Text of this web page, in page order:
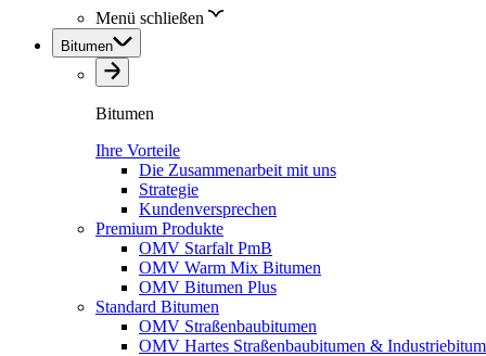
Menü schließen
Bitumen
Bitumen
Ihre Vorteile
Die Zusammenarbeit mit uns
Strategie
Kundenversprechen
Premium Produkte
OMV Starfalt PmB
OMV Warm Mix Bitumen
OMV Bitumen Plus
Standard Bitumen
OMV Straßenbaubitumen
OMV Hartes Straßenbaubitumen &